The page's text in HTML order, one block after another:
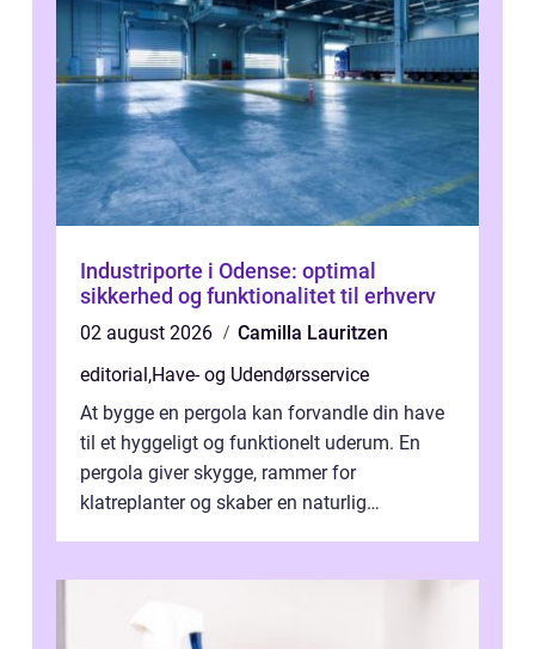
Industriporte i Odense: optimal
sikkerhed og funktionalitet til erhverv
02 august 2026
Camilla Lauritzen
editorial ,Have- og Udendørsservice
At bygge en pergola kan forvandle din have
til et hyggeligt og funktionelt uderum. En
pergola giver skygge, rammer for
klatreplanter og skaber en naturlig